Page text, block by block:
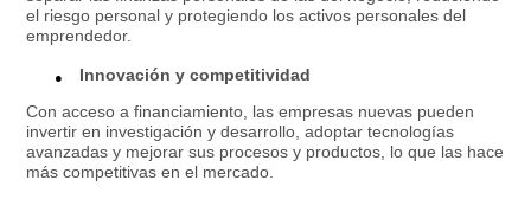
el riesgo personal y protegiendo los activos personales del
emprendedor.
Innovación y competitividad
Con acceso a financiamiento, las empresas nuevas pueden
invertir en investigación y desarrollo, adoptar tecnologías
avanzadas y mejorar sus procesos y productos, lo que las hace
más competitivas en el mercado.